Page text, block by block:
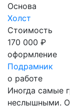
Основа
Холст
Стоимость
170 000 ₽
оформление
Подрамник
о работе
Иногда самые
неслышными.